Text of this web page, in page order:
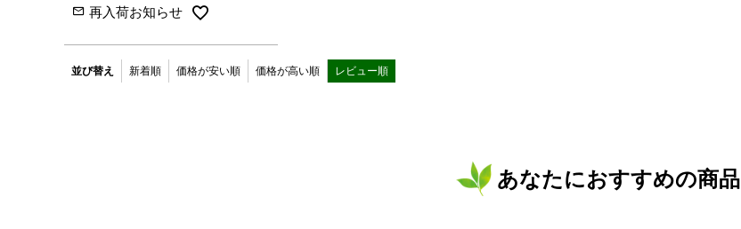
再入荷お知らせ
並び替え 新着順 価格が安い順 価格が高い順 レビュー順
あなたにおすすめの商品